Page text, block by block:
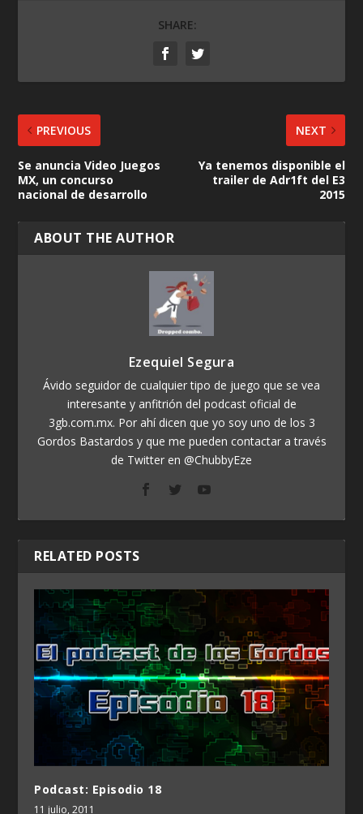
SHARE:
PREVIOUS
Se anuncia Video Juegos
MX, un concurso
nacional de desarrollo
NEXT
Ya tenemos disponible el
trailer de Adr1ft del E3
2015
ABOUT THE AUTHOR
Ezequiel Segura
Ávido seguidor de cualquier tipo de juego que se vea
interesante y anfitrión del podcast oficial de
3gb.com.mx. Por ahí dicen que yo soy uno de los 3
Gordos Bastardos y que me pueden contactar a través
de Twitter en @ChubbyEze
RELATED POSTS
Podcast: Episodio 18
11 julio, 2011